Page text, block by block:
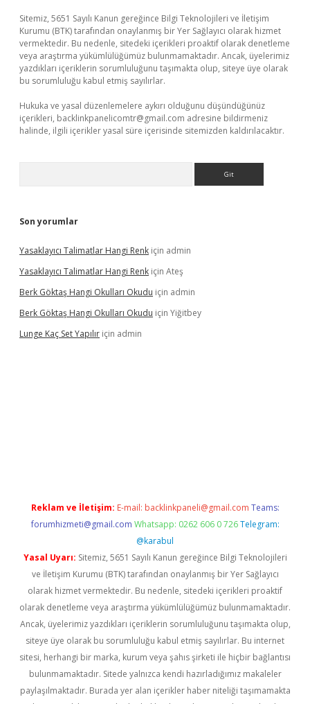
Sitemiz, 5651 Sayılı Kanun gereğince Bilgi Teknolojileri ve İletişim
Kurumu (BTK) tarafından onaylanmış bir Yer Sağlayıcı olarak hizmet
vermektedir. Bu nedenle, sitedeki içerikleri proaktif olarak denetleme
veya araştırma yükümlülüğümüz bulunmamaktadır. Ancak, üyelerimiz
yazdıkları içeriklerin sorumluluğunu taşımakta olup, siteye üye olarak
bu sorumluluğu kabul etmiş sayılırlar.
Hukuka ve yasal düzenlemelere aykırı olduğunu düşündüğünüz
içerikleri, backlinkpanelicomtr@gmail.com adresine bildirmeniz
halinde, ilgili içerikler yasal süre içerisinde sitemizden kaldırılacaktır.
Son yorumlar
Yasaklayıcı Talimatlar Hangi Renk için admin
Yasaklayıcı Talimatlar Hangi Renk için Ateş
Berk Göktaş Hangi Okulları Okudu için admin
Berk Göktaş Hangi Okulları Okudu için Yiğitbey
Lunge Kaç Set Yapılır için admin
Reklam ve İletişim: E-mail: backlinkpaneli@gmail.com Teams:
forumhizmeti@gmail.com Whatsapp: 0262 606 0 726 Telegram:
@karabul
Yasal Uyarı: Sitemiz, 5651 Sayılı Kanun gereğince Bilgi Teknolojileri
ve İletişim Kurumu (BTK) tarafından onaylanmış bir Yer Sağlayıcı
olarak hizmet vermektedir. Bu nedenle, sitedeki içerikleri proaktif
olarak denetleme veya araştırma yükümlülüğümüz bulunmamaktadır.
Ancak, üyelerimiz yazdıkları içeriklerin sorumluluğunu taşımakta olup,
siteye üye olarak bu sorumluluğu kabul etmiş sayılırlar. Bu internet
sitesi, herhangi bir marka, kurum veya şahıs şirketi ile hiçbir bağlantısı
bulunmamaktadır. Sitede yalnızca kendi hazırladığımız makaleler
paylaşılmaktadır. Burada yer alan içerikler haber niteliği taşımamakta